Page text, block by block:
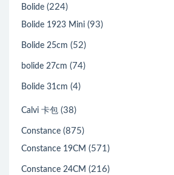
Bolide (224)
Bolide 1923 Mini (93)
Bolide 25cm (52)
bolide 27cm (74)
Bolide 31cm (4)
Calvi 卡包 (38)
Constance (875)
Constance 19CM (571)
Constance 24CM (216)